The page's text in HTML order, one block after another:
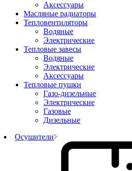
Аксессуары
Масляные радиаторы
Тепловентиляторы
Водяные
Электрические
Тепловые завесы
Водяные
Электрические
Аксессуары
Тепловые пушки
Газо-дизельные
Электрические
Газовые
Дизельные
Осушители